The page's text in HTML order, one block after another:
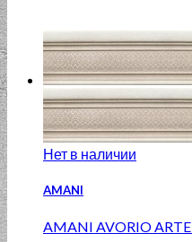
Нет в наличии
AMANI
AMANI AVORIO